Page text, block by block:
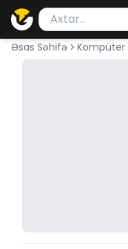
Məhsul axtar
Axtarış üçün ən
Əsas Səhifə Kompüter